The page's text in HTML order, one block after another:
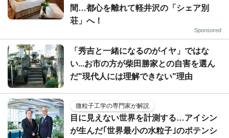
間…都心を離れて軽井沢の「シェア別
荘」へ！
Sponsored
「秀吉と一緒になるのがイヤ」ではな
い...お市の方が柴田勝家との自害を選ん
だ"現代人には理解できない"理由
微粒子工学の専門家が解説
目に見えない世界を計測する…アイシン
が生んだ｢世界最小の水粒子｣のポテンシ